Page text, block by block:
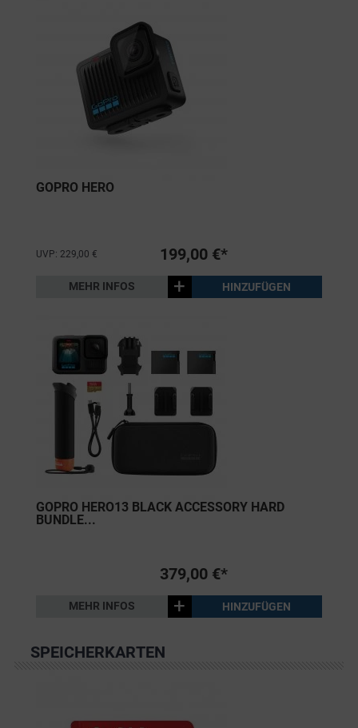
GOPRO HERO
UVP: 229,00 € 199,00 €*
MEHR INFOS + HINZUFÜGEN
GOPRO HERO13 BLACK ACCESSORY HARD
BUNDLE...
379,00 €*
MEHR INFOS + HINZUFÜGEN
SPEICHERKARTEN